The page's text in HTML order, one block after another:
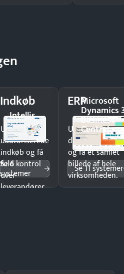
Indkøb
Intellis
Undgå
uautoriserede
indkøb og få
fuld kontrol
over
leverandører
Se 6
systemer
ERPMicrosoft
Dynamics
Business
Central
Undgå
og få ét samlet
billede af hele
virksomheden.
Se 11 systemer